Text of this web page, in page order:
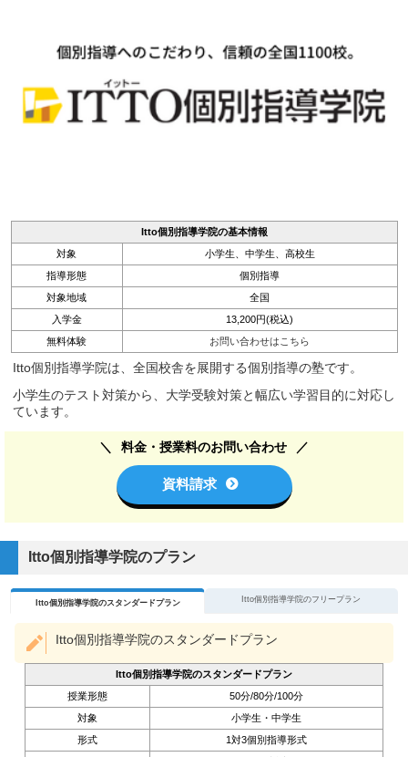
Itto個別指導学院の基本情報
対象
小学生、中学生、高校生
指導形態
個別指導
対象地域
全国
入学金
13,200円(税込)
無料体験
お問い合わせはこちら
Itto個別指導学院は、全国校舎を展開する個別指導の塾です。
小学生のテスト対策から、大学受験対策と幅広い学習目的に対応し
ています。
料金・授業料のお問い合わせ
資料請求
Itto個別指導学院のプラン
Itto個別指導学院のスタンダードプラン
Itto個別指導学院のスタンダードプラン
Itto個別指導学院のスタンダードプラン
授業形態
50分/80分/100分
対象
小学生・中学生
形式
1対3個別指導形式
Itto個別指導学院のフリープラン